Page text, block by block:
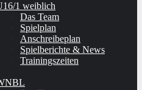
1 weiblich
Das Team
Spielplan
Anschreibeplan
Spielberichte & News
Trainingszeiten